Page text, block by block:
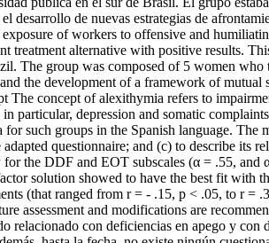
de nuevas estrategias de
of workers to offensive and
alternative with positive results.
The group was composed of 5 women who
the development of a framework of mutual
The concept of alexithymia refers to
particular, depression and somatic
such groups in the Spanish language. The
questionnaire; and (c) to describe its
the DDF and EOT subscales (α = .55, and
solution showed to have the best fit
(that ranged from r = - .15, p < .05, to r =
assessment and modifications are
con deficiencias en apego y con